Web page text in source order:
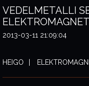
VEDELMETALLI
2013-03-11 21:09:04
HEIGO